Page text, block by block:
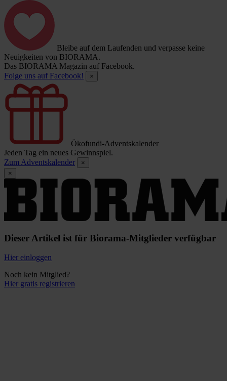
Bleibe auf dem Laufenden und verpasse keine
Neuigkeiten von BIORAMA.
Das BIORAMA Magazin auf Facebook.
Folge uns auf Facebook!
×
Ökofundi-Adventskalender
Jeden Tag ein neues Gewinnspiel.
Zum Adventskalender
×
×
Dieser Artikel ist für Biorama-Mitglieder verfügbar
Hier einloggen
Noch kein Mitglied?
Hier gratis registrieren